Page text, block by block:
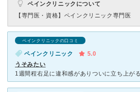
ペインクリニックについて
【専門医・資格】 ペインクリニック専門医
ペインクリニックの口コミ
ペインクリニック
5.0
うそみたい